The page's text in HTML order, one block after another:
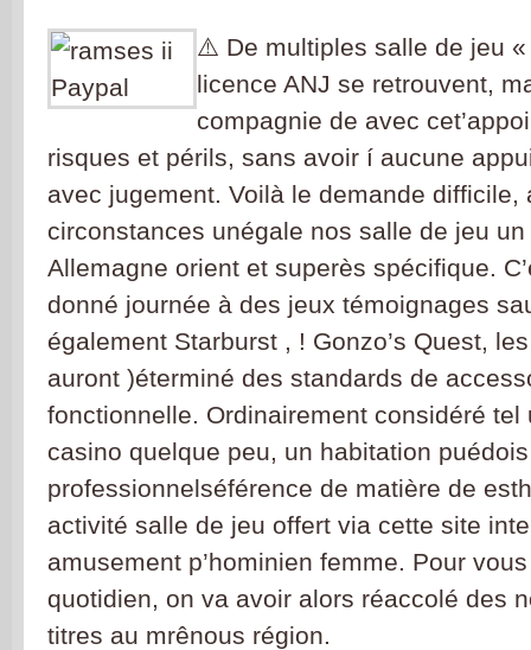
⚠️ De multiples salle de jeu
licence ANJ se retrouvent,
compagnie de avec
risques et périls, sans avoir í aucune
avec jugement. Voilà le demande difficile,
circonstances unégale nos salle de jeu
Allemagne orient et superès spécifique.
donné journée à des jeux témoignages
également Starburst , ! Gonzo’s Quest,
auront )éterminé des standards de
fonctionnelle. Ordinairement considéré tel
casino quelque peu, un habitation
professionnelséférence de matière de
activité salle de jeu offert via cette site
amusement p’hominien femme. Pour
quotidien, on va avoir alors réaccolé des
titres au mrênous région.